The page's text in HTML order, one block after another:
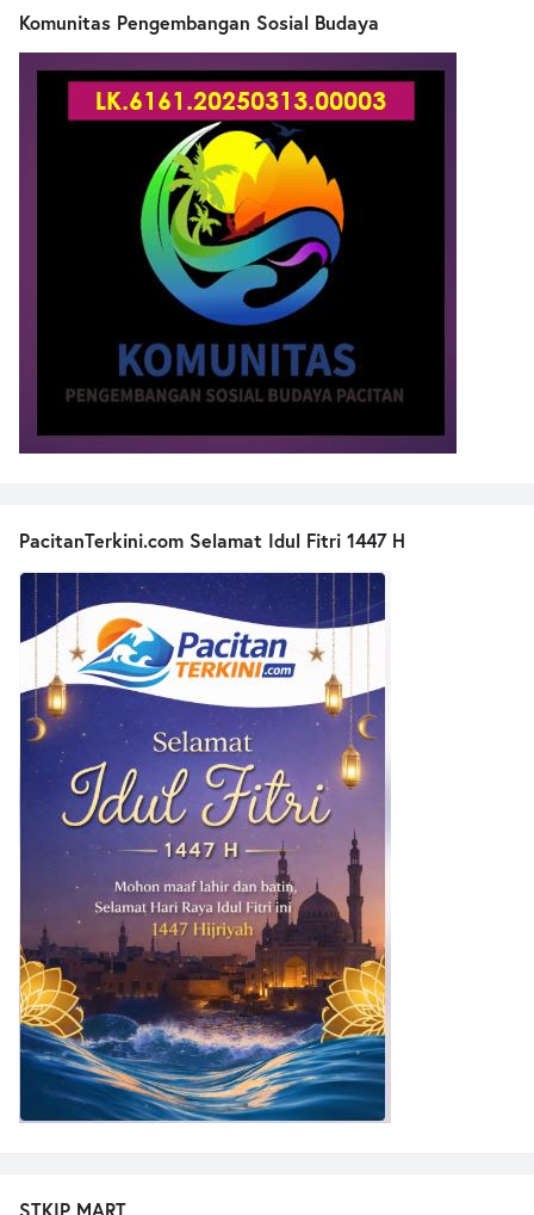
Komunitas Pengembangan Sosial Budaya
PacitanTerkini.com Selamat Idul Fitri 1447 H
STKIP MART